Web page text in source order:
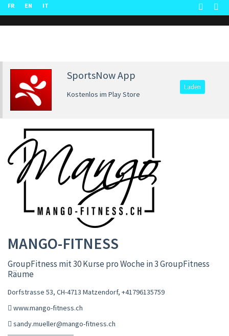
FR EN IT
SportsNow App
Kostenlos im Play Store
Laden
MANGO-FITNESS
GroupFitness mit 30 Kurse pro Woche in 3 GroupFitness
Räume
Dorfstrasse 53, CH-4713 Matzendorf, +41796135759
www.mango-fitness.ch
sandy.mueller@mango-fitness.ch